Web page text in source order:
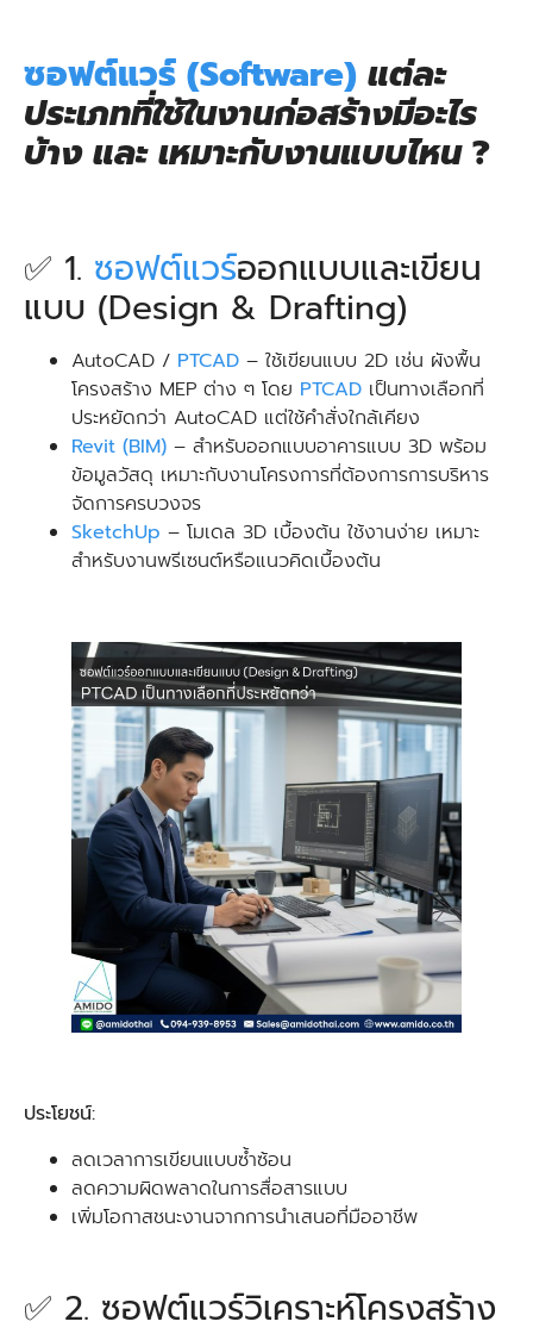
ซอฟต์แวร์ (Software) แต่ละ
ประเภทที่ใช้ในงานก่อสร้างมีอะไร
บ้าง และ เหมาะกับงานแบบไหน?
✅ 1. ซอฟต์แวร์ออกแบบและเขียน
แบบ (Design & Drafting)
AutoCAD / PTCAD – ใช้เขียนแบบ 2D เช่น ผังพื้น
โครงสร้าง MEP ต่าง ๆ โดย PTCAD เป็นทางเลือกที่
ประหยัดกว่า AutoCAD แต่ใช้คำสั่งใกล้เคียง
Revit (BIM) – สำหรับออกแบบอาคารแบบ 3D พร้อม
ข้อมูลวัสดุ เหมาะกับงานโครงการที่ต้องการการบริหาร
จัดการครบวงจร
SketchUp – โมเดล 3D เบื้องต้น ใช้งานง่าย เหมาะ
สำหรับงานพรีเซนต์หรือแนวคิดเบื้องต้น
ประโยชน์:
ลดเวลาการเขียนแบบซ้ำซ้อน
ลดความผิดพลาดในการสื่อสารแบบ
เพิ่มโอกาสชนะงานจากการนำเสนอที่มืออาชีพ
✅ 2. ซอฟต์แวร์วิเคราะห์โครงสร้าง